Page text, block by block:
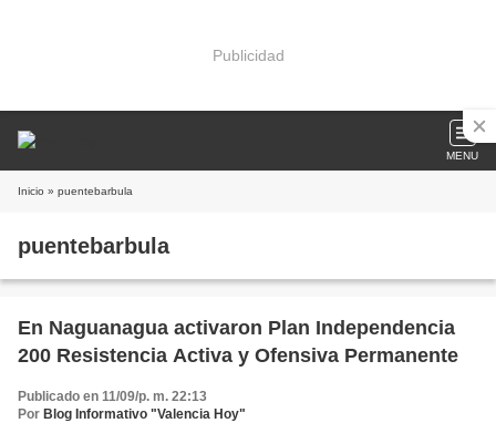
Publicidad
MENU
Inicio » puentebarbula
puentebarbula
En Naguanagua activaron Plan Independencia
200 Resistencia Activa y Ofensiva Permanente
Publicado en 11/09/p. m. 22:13
Por Blog Informativo "Valencia Hoy"